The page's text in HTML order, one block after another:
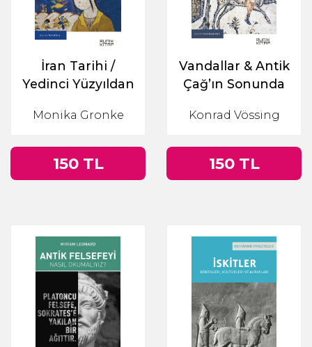
İran Tarihi /
Yedinci Yüzyıldan
Monika Gronke
150 TL
Vandallar & Antik
Çağ’ın Sonunda
Konrad Vössing
150 TL